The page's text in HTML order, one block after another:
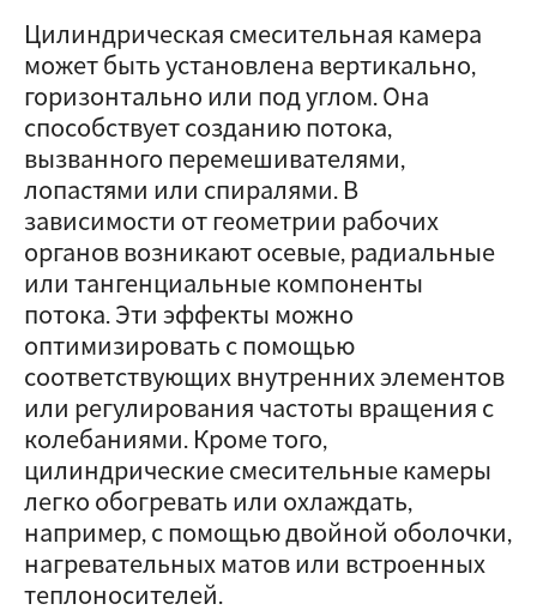
Цилиндрическая смесительная камера
может быть установлена вертикально,
горизонтально или под углом. Она
способствует созданию потока,
вызванного перемешивателями,
лопастями или спиралями. В
зависимости от геометрии рабочих
органов возникают осевые, радиальные
или тангенциальные компоненты
потока. Эти эффекты можно
оптимизировать с помощью
соответствующих внутренних элементов
или регулирования частоты вращения с
колебаниями. Кроме того,
цилиндрические смесительные камеры
легко обогревать или охлаждать,
например, с помощью двойной оболочки,
нагревательных матов или встроенных
теплоносителей.